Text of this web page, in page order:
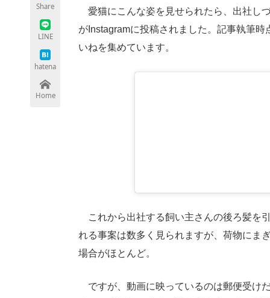
Share
LINE
hatena
Home
愛猫にこんな姿を見せられたら、出社し
がInstagramに投稿されました。記事執筆
いねを集めています。
これから出社する飼い主さんの後ろ髪を
れる事案は数多く見られますが、荷物にま
場合がほとんど。
ですが、動画に映っているのは郵便受け